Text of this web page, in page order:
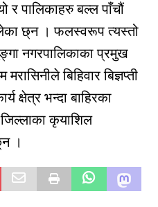
र पालिकाहरु बल्ल पाँचौं
छ्न । फलस्वरूप त्यस्तो
नगरपालिकाका प्रमुख
बिहिवार बिज्ञप्ती
क्षेत्र भन्दा बाहिरका
जिल्लाका कृयाशिल
।